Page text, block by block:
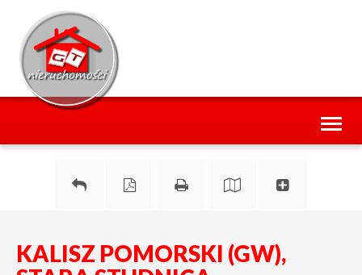
KALISZ POMORSKI (GW),